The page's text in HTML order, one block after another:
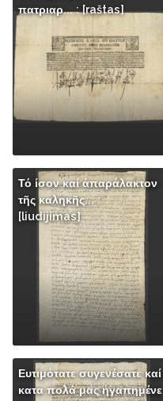
πατριαρ... : [raštas]
Τό ίσον καί ἀπαράλακτον
τῆς καληκῆς... :
[liudijimas]
Ευτιμότατε συγενέσατε καί
κατα πολά μας ἠγαπημένε